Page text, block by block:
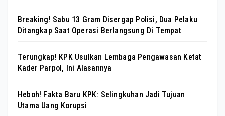
Breaking! Sabu 13 Gram Disergap Polisi, Dua Pelaku
Ditangkap Saat Operasi Berlangsung Di Tempat
Terungkap! KPK Usulkan Lembaga Pengawasan Ketat
Kader Parpol, Ini Alasannya
Heboh! Fakta Baru KPK: Selingkuhan Jadi Tujuan
Utama Uang Korupsi